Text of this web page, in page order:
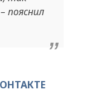
пояснил